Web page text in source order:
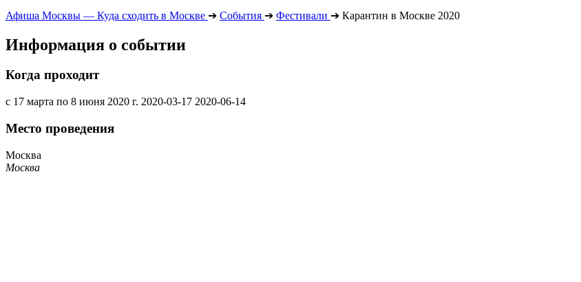
Афиша Москвы — Куда сходить в Москве ➔ События ➔ Фестивали ➔ Карантин в Москве 2020
Информация о событии
Когда проходит
с 17 марта по 8 июня 2020 г. 2020-03-17 2020-06-14
Место проведения
Москва
Москва